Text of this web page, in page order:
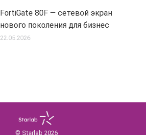
FortiGate 80F — сетевой экран
нового поколения для бизнес
22.05.2026
© Starlab 2026